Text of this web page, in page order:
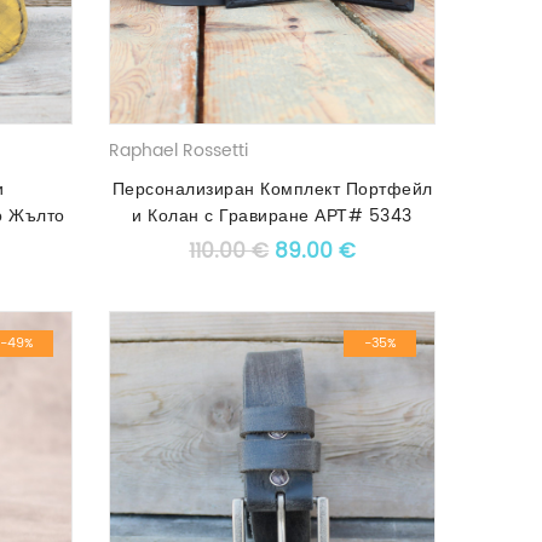
Жълто
was: 85.00 €.
цена е: 60.00 €.
Raphael Rossetti
Персонализиран Комплект Портфейл
и Колан с Гравиране АРТ# 5343
110.00€ Original price was: 110.00
89.00€Текущата цена е:
-49% -35%